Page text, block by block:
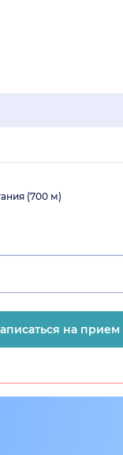
(700 м)
на прием